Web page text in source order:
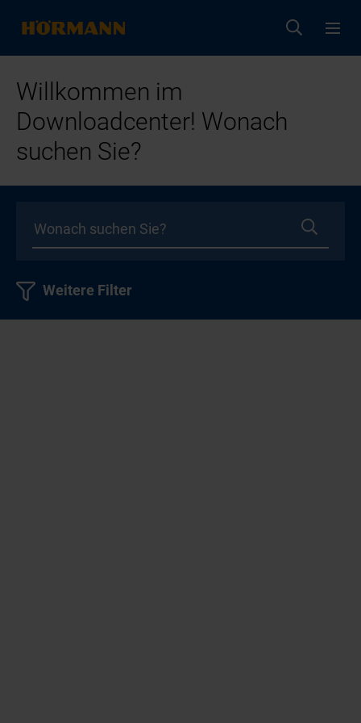
Willkommen im
Downloadcenter! Wonach
suchen Sie?
Weitere Filter